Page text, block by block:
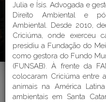
Perguntas
Julia e Ísis. Advogada e
Direito Ambiental e
Ambiental. Desde 2010,
Criciúma, onde exerceu
presidiu a Fundação do
como gestora do Fundo
(FUNSAB). À frente da
colocaram Criciúma entre
animais na América
ambientais em Santa